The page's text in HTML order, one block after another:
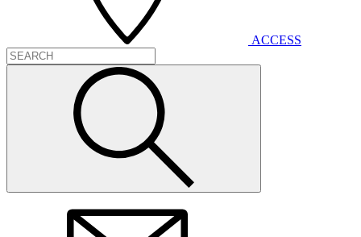
ACCESS